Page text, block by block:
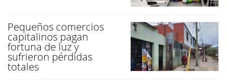
Pequeños comercios
capitalinos pagan
fortuna de luz y
sufrieron pérdidas
totales